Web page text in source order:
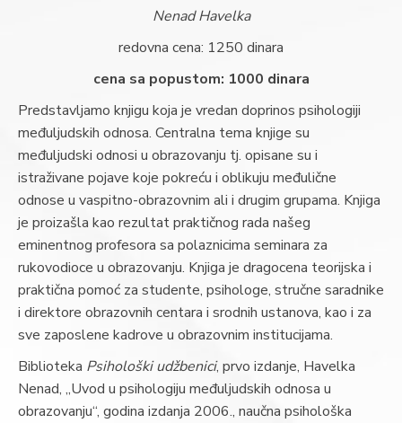
Nenad Havelka
redovna cena: 1250 dinara
cena sa popustom: 1000 dinara
Predstavljamo knjigu koja je vredan doprinos psihologiji
međuljudskih odnosa. Centralna tema knjige su
međuljudski odnosi u obrazovanju tj. opisane su i
istraživane pojave koje pokreću i oblikuju međulične
odnose u vaspitno-obrazovnim ali i drugim grupama. Knjiga
je proizašla kao rezultat praktičnog rada našeg
eminentnog profesora sa polaznicima seminara za
rukovodioce u obrazovanju. Knjiga je dragocena teorijska i
praktična pomoć za studente, psihologe, stručne saradnike
i direktore obrazovnih centara i srodnih ustanova, kao i za
sve zaposlene kadrove u obrazovnim institucijama.
Biblioteka Psihološki udžbenici, prvo izdanje, Havelka
Nenad, „Uvod u psihologiju međuljudskih odnosa u
obrazovanju“, godina izdanja 2006., naučna psihološka